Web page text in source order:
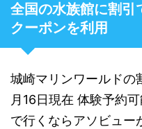
全国の水族館に割引
クーポンを利用
城崎マリンワールド
月16日現在 体験予約
で行くならアソビュー